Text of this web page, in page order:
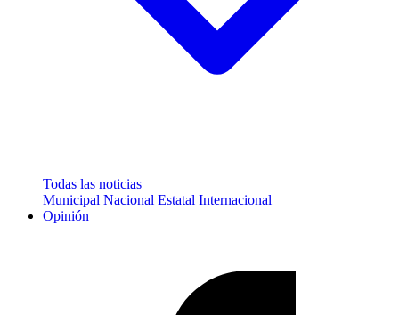
Todas las noticias
Municipal Nacional Estatal Internacional
Opinión